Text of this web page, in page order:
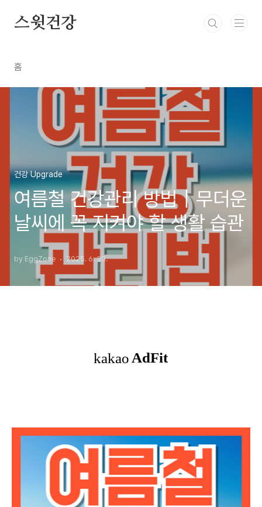
스윗건강
홈
건강 Upgrade
여름철 건강관리 방법｜무더운
날씨에 꼭 지켜야 할 생활 습관
by EggZone 2025. 6. 30.